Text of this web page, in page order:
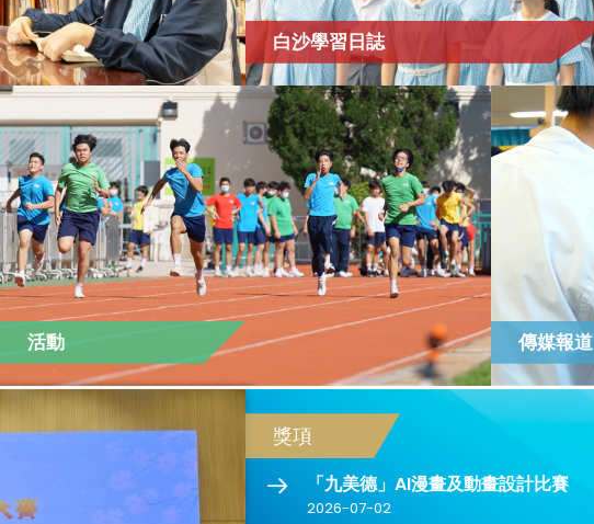
白沙學習日誌
活動 傳媒報道
獎項
「九美德」AI漫畫及動畫設計比賽
2026-07-02